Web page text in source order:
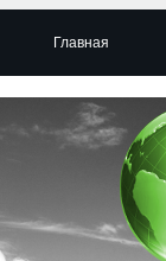
Главная